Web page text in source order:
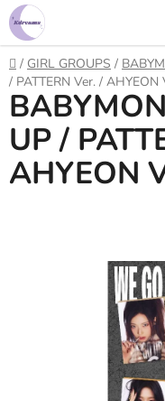
Prejsť
na
obsah
Domov
/ GIRL GROUPS /
/ PATTERN Ver. / AHYEON
UP /
AHYEON